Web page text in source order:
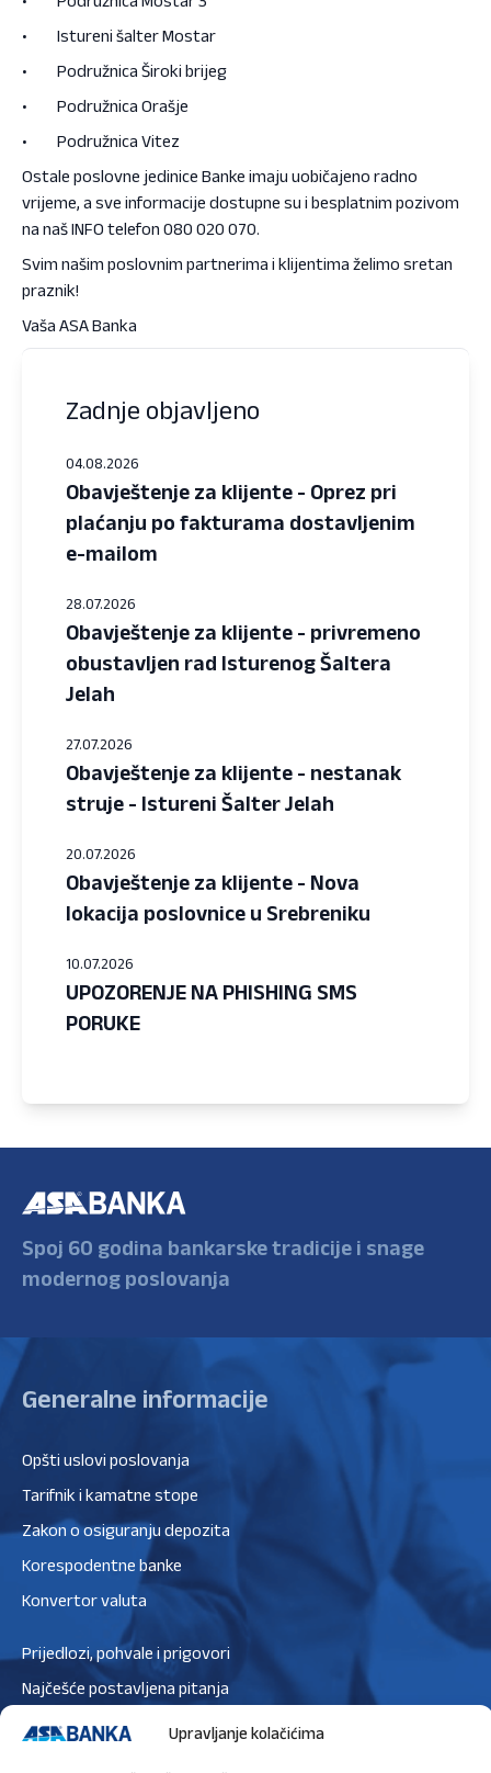
Upravljanje kolačićima
• Istureni šalter Mostar
• Podružnica Široki brijeg
• Podružnica Orašje
• Podružnica Vitez
Ostale poslovne jedinice Banke imaju uobičajeno radno
vrijeme, a sve informacije dostupne su i besplatnim pozivom
na naš INFO telefon 080 020 070.
Svim našim poslovnim partnerima i klijentima želimo sretan
praznik!
Vaša ASA Banka
Zadnje objavljeno
04.08.2026
Obavještenje za klijente - Oprez pri
plaćanju po fakturama dostavljenim
e-mailom
28.07.2026
Obavještenje za klijente - privremeno
obustavljen rad Isturenog Šaltera
Jelah
27.07.2026
Obavještenje za klijente - nestanak
struje - Istureni Šalter Jelah
20.07.2026
Obavještenje za klijente - Nova
lokacija poslovnice u Srebreniku
10.07.2026
UPOZORENJE NA PHISHING SMS
PORUKE
Spoj 60 godina bankarske tradicije i snage
modernog poslovanja
Generalne informacije
Opšti uslovi poslovanja
Tarifnik i kamatne stope
Zakon o osiguranju depozita
Korespodentne banke
Konvertor valuta
Prijedlozi, pohvale i prigovori
Najčešće postavljena pitanja
Zaštita podataka